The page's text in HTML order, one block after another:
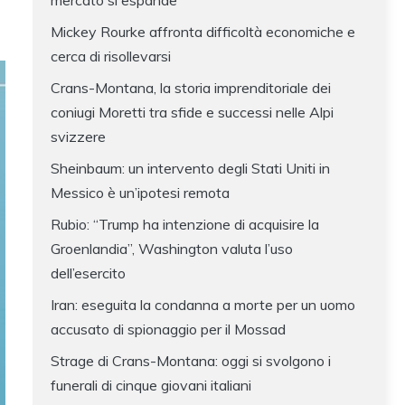
Mickey Rourke affronta difficoltà economiche e
cerca di risollevarsi
Crans-Montana, la storia imprenditoriale dei
coniugi Moretti tra sfide e successi nelle Alpi
svizzere
Sheinbaum: un intervento degli Stati Uniti in
Messico è un’ipotesi remota
Rubio: “Trump ha intenzione di acquisire la
Groenlandia”, Washington valuta l’uso
dell’esercito
Iran: eseguita la condanna a morte per un uomo
accusato di spionaggio per il Mossad
Strage di Crans-Montana: oggi si svolgono i
funerali di cinque giovani italiani